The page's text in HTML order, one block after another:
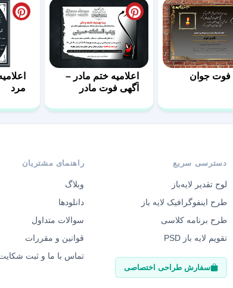
فوت جوان
اعلامیه ختم مادر –
آگهی فوت مادر
مرد
دسترسی سریع
لوح تقدیر لایه‌باز
طرح اینفوگرافیک لایه باز
طرح برنامه کلاسی
تقویم لایه باز PSD
سفارش طراحی اختصاصی
راهنمای مشتریان
وبلاگ
دانلودها
سوالات متداول
قوانین و مقررات
تماس با ما و ثبت